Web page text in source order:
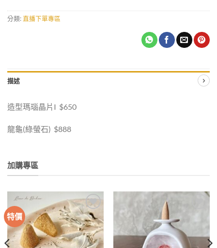
分類: 直播下單專區
描述
造型瑪瑙晶片I $650
龍龜(綠螢石) $888
加購專區
特價
加入
收藏
收藏